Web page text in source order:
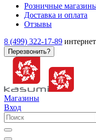
Розничные
Доставка и оплата
Отзывы
8 (499) 322-17-89
Перезвонить?
Магазины
Вход